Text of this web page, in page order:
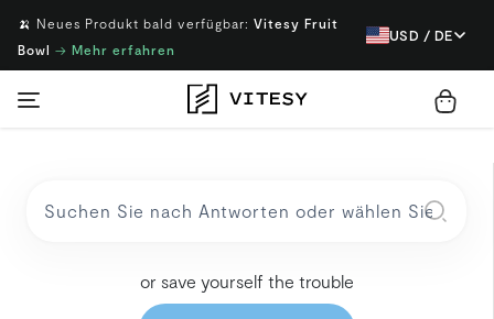
🍌 Neues Produkt bald verfügbar: Vitesy Fruit
Bowl → Mehr erfahren
USD / DE
or save yourself the trouble